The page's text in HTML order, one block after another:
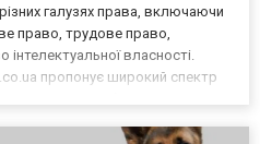
галузях права, включаючи
право, трудове право,
власності.
пропонує широкий спектр